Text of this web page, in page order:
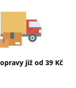
již od 39 Kč